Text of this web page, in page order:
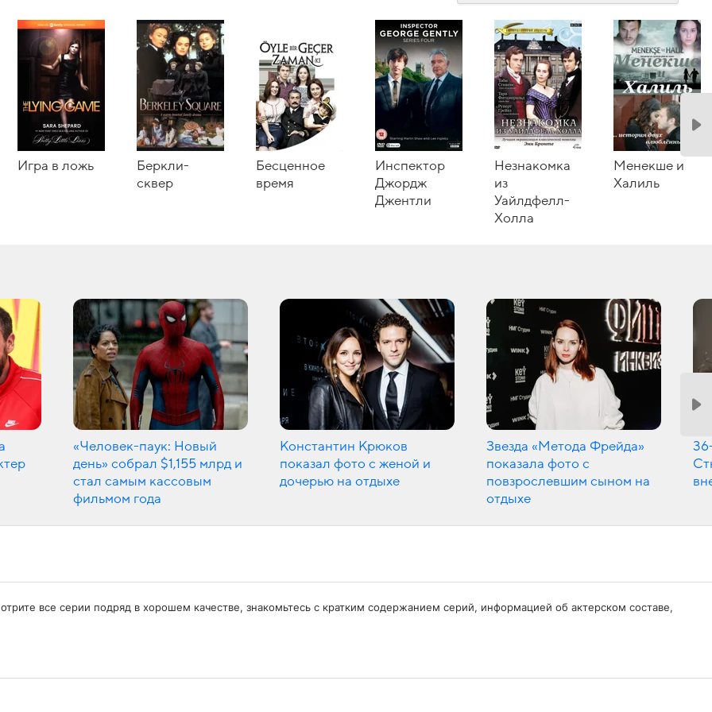
Игра в ложь
Беркли-
сквер
Бесценное
время
Инспектор
Джордж
Джентли
Незнакомка
из
Уайлдфелл-
Холла
Менекше и
Халиль
«Человек-паук: Новый
день» собрал $1,155 млрд и
стал самым кассовым
фильмом года
Константин Крюков
показал фото с женой и
дочерью на отдыхе
Звезда «Метода Фрейда»
показала фото с
повзрослевшим сыном на
отдыхе
все серии подряд в хорошем качестве, знакомьтесь с кратким содержанием серий, информацией об актерском составе,